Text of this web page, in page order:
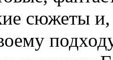
сюжеты